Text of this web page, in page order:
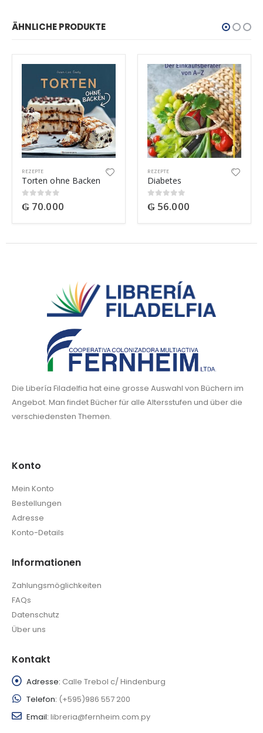
ÄHNLICHE PRODUKTE
REZEPTE
Torten ohne Backen
0out of 5
₲ 70.000
REZEPTE
Diabetes
0out of 5
₲ 56.000
Die Libería Filadelfia hat eine grosse Auswahl von Büchern im
Angebot. Man findet Bücher für alle Altersstufen und über die
verschiedensten Themen.
Konto
Mein Konto
Bestellungen
Adresse
Konto-Details
Informationen
Zahlungsmöglichkeiten
FAQs
Datenschutz
Über uns
Kontakt
Adresse: Calle Trebol c/ Hindenburg
Telefon: (+595)986 557 200
Email: libreria@fernheim.com.py